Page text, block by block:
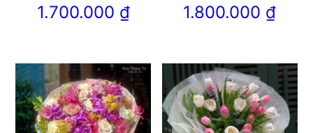
1.700.000 ₫ 1.800.000 ₫